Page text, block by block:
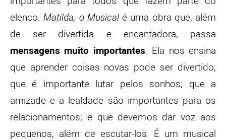
elenco.Matilda, o Musicalé uma obra que, além
de ser divertida e encantadora, passa
mensagens muito importantes. Ela nos ensina
que aprender coisas novas pode ser divertido;
que é importante lutar pelos sonhos; que a
amizade e a lealdade são importantes para os
relacionamentos; e que devemos dar voz aos
pequenos, além de escutar-los. É um musical